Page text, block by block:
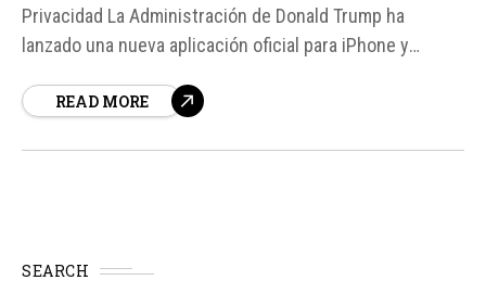
Privacidad La Administración de Donald Trump ha
lanzado una nueva aplicación oficial para iPhone y
empleados federales. La app, que se autodescarga en
READ MORE
SEARCH